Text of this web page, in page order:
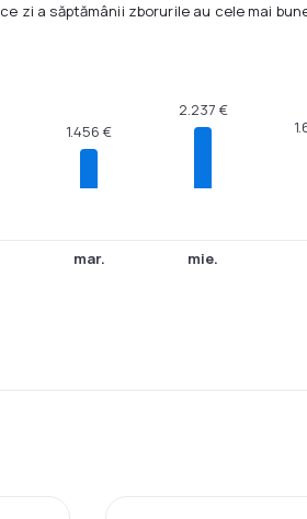
zi a săptămânii zborurile au cele mai
1.456 €
mar.
2.237 €
mie.